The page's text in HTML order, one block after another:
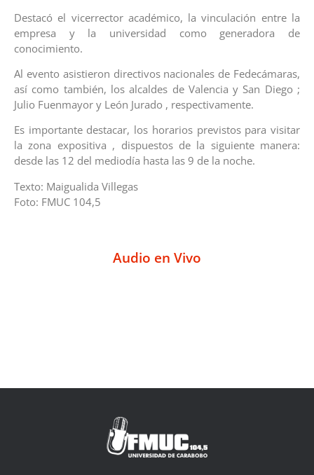
Destacó el vicerrector académico, la vinculación entre la
empresa y la universidad como generadora de
conocimiento.
Al evento asistieron directivos nacionales de Fedecámaras,
así como también, los alcaldes de Valencia y San Diego ;
Julio Fuenmayor y León Jurado , respectivamente.
Es importante destacar, los horarios previstos para visitar
la zona expositiva , dispuestos de la siguiente manera:
desde las 12 del mediodía hasta las 9 de la noche.
Texto: Maigualida Villegas
Foto: FMUC 104,5
Audio en Vivo